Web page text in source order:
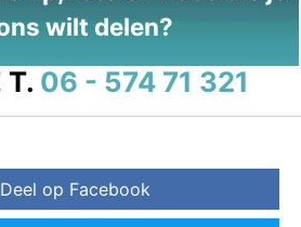
wilt delen?
T. 06 - 574 71 321
Deel op Facebook